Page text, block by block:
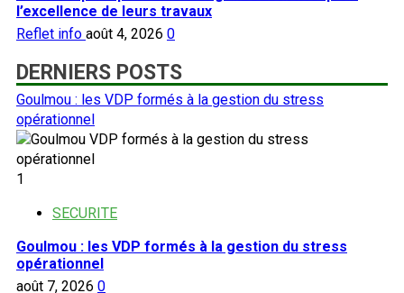
l’excellence de leurs travaux
Reflet info août 4, 2026 0
DERNIERS POSTS
Goulmou : les VDP formés à la gestion du stress
opérationnel
1
SECURITE
Goulmou : les VDP formés à la gestion du stress
opérationnel
août 7, 2026 0